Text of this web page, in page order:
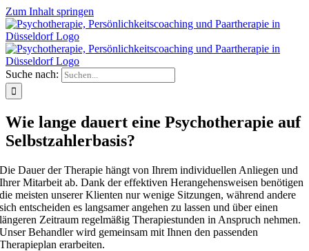
Zum Inhalt springen
Suche nach:
Wie lange dauert eine Psychotherapie auf
Selbstzahlerbasis?
Die Dauer der Therapie hängt von Ihrem individuellen Anliegen und
Ihrer Mitarbeit ab. Dank der effektiven Herangehensweisen benötigen
die meisten unserer Klienten nur wenige Sitzungen, während andere
sich entscheiden es langsamer angehen zu lassen und über einen
längeren Zeitraum regelmäßig Therapiestunden in Anspruch nehmen.
Unser Behandler wird gemeinsam mit Ihnen den passenden
Therapieplan erarbeiten.